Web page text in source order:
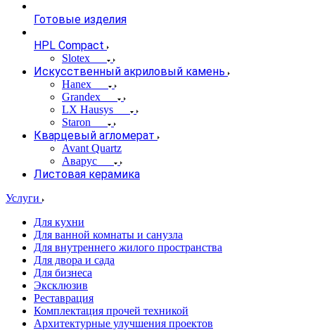
Готовые изделия
HPL Compact
Slotex
Искусственный акриловый камень
Hanex
Grandex
LX Hausys
Staron
Кварцевый агломерат
Avant Quartz
Аварус
Листовая керамика
Услуги
Для кухни
Для ванной комнаты и санузла
Для внутреннего жилого пространства
Для двора и сада
Для бизнеса
Эксклюзив
Реставрация
Комплектация прочей техникой
Архитектурные улучшения проектов